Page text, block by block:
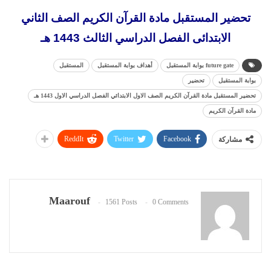
تحضير المستقبل مادة القرآن الكريم الصف الثاني
الابتدائى الفصل الدراسي الثالث 1443 هـ
future gate بوابة المستقبل أهداف بوابة المستقبل المستقبل
بوابة المستقبل تحضير
تحضير المستقبل مادة القرآن الكريم الصف الاول الابتدائي الفصل الدراسي الاول 1443 هـ
مادة القرآن الكريم
مشاركة Facebook
Twitter
ReddIt
Maarouf 1561 Posts 0 Comments